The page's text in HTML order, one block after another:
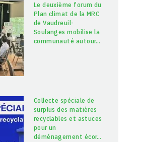
Le deuxième forum du
Plan climat de la MRC
de Vaudreuil-
Soulanges mobilise la
communauté autour…
Collecte spéciale de
surplus des matières
recyclables et astuces
pour un
déménagement écor…